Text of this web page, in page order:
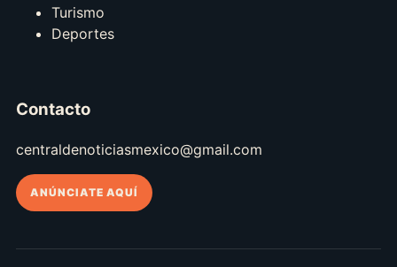
Turismo
Deportes
Contacto
centraldenoticiasmexico@gmail.com
ANÚNCIATE AQUÍ